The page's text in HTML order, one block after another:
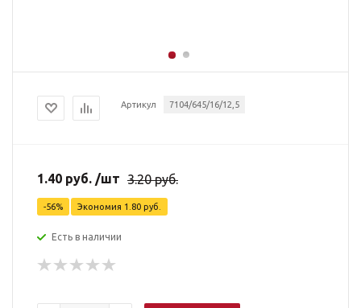
Артикул 7104/645/16/12,5
1.40 руб. /шт 3.20руб.
-56% Экономия 1.80 руб.
Есть в наличии